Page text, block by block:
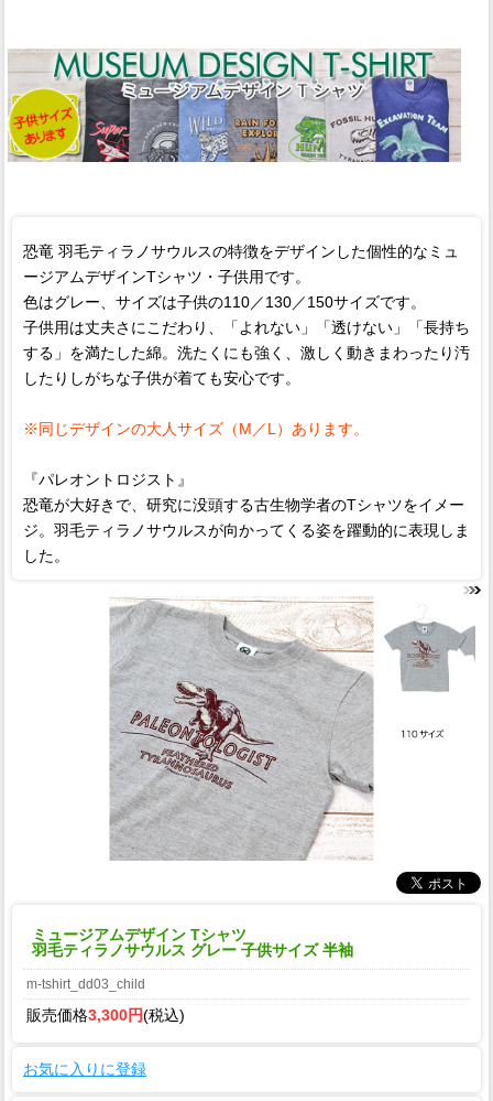
恐竜 羽毛ティラノサウルスの特徴をデザインした個性的なミュ
ージアムデザインTシャツ・子供用です。
色はグレー、サイズは子供の110／130／150サイズです。
子供用は丈夫さにこだわり、「よれない」「透けない」「長持ち
する」を満たした綿。洗たくにも強く、激しく動きまわったり汚
したりしがちな子供が着ても安心です。
※同じデザインの大人サイズ（M／L）あります。
『パレオントロジスト』
恐竜が大好きで、研究に没頭する古生物学者のTシャツをイメー
ジ。羽毛ティラノサウルスが向かってくる姿を躍動的に表現しま
した。
ミュージアムデザイン Tシャツ
羽毛ティラノサウルス グレー 子供サイズ 半袖
m-tshirt_dd03_child
販売価格3,300円(税込)
お気に入りに登録